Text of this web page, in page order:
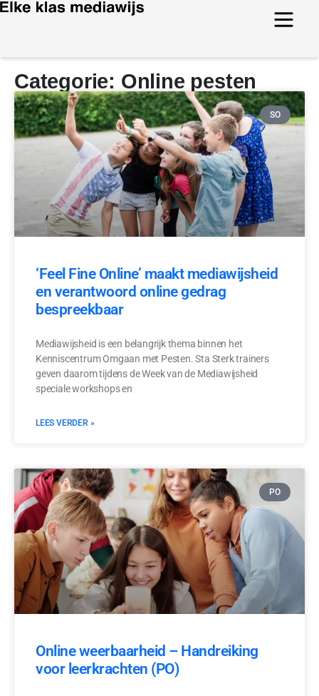
Categorie: Online pesten
SO
‘Feel Fine Online’ maakt mediawijsheid
en verantwoord online gedrag
bespreekbaar
Mediawijsheid is een belangrijk thema binnen het
Kenniscentrum Omgaan met Pesten. Sta Sterk trainers
geven daarom tijdens de Week van de Mediawijsheid
speciale workshops en
LEES VERDER »
PO
Online weerbaarheid – Handreiking
voor leerkrachten (PO)